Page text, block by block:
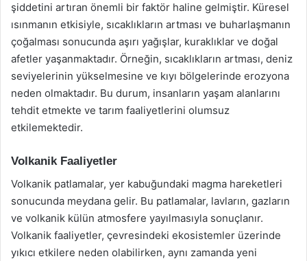
şiddetini artıran önemli bir faktör haline gelmiştir. Küresel
ısınmanın etkisiyle, sıcaklıkların artması ve buharlaşmanın
çoğalması sonucunda aşırı yağışlar, kuraklıklar ve doğal
afetler yaşanmaktadır. Örneğin, sıcaklıkların artması, deniz
seviyelerinin yükselmesine ve kıyı bölgelerinde erozyona
neden olmaktadır. Bu durum, insanların yaşam alanlarını
tehdit etmekte ve tarım faaliyetlerini olumsuz
etkilemektedir.
Volkanik Faaliyetler
Volkanik patlamalar, yer kabuğundaki magma hareketleri
sonucunda meydana gelir. Bu patlamalar, lavların, gazların
ve volkanik külün atmosfere yayılmasıyla sonuçlanır.
Volkanik faaliyetler, çevresindeki ekosistemler üzerinde
yıkıcı etkilere neden olabilirken, aynı zamanda yeni